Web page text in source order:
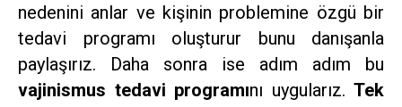
nedenini anlar ve kişinin problemine özgü bir
tedavi programı oluşturur bunu danışanla
paylaşırız. Daha sonra ise adım adım bu
vajinismus tedavi programını uygularız. Tek